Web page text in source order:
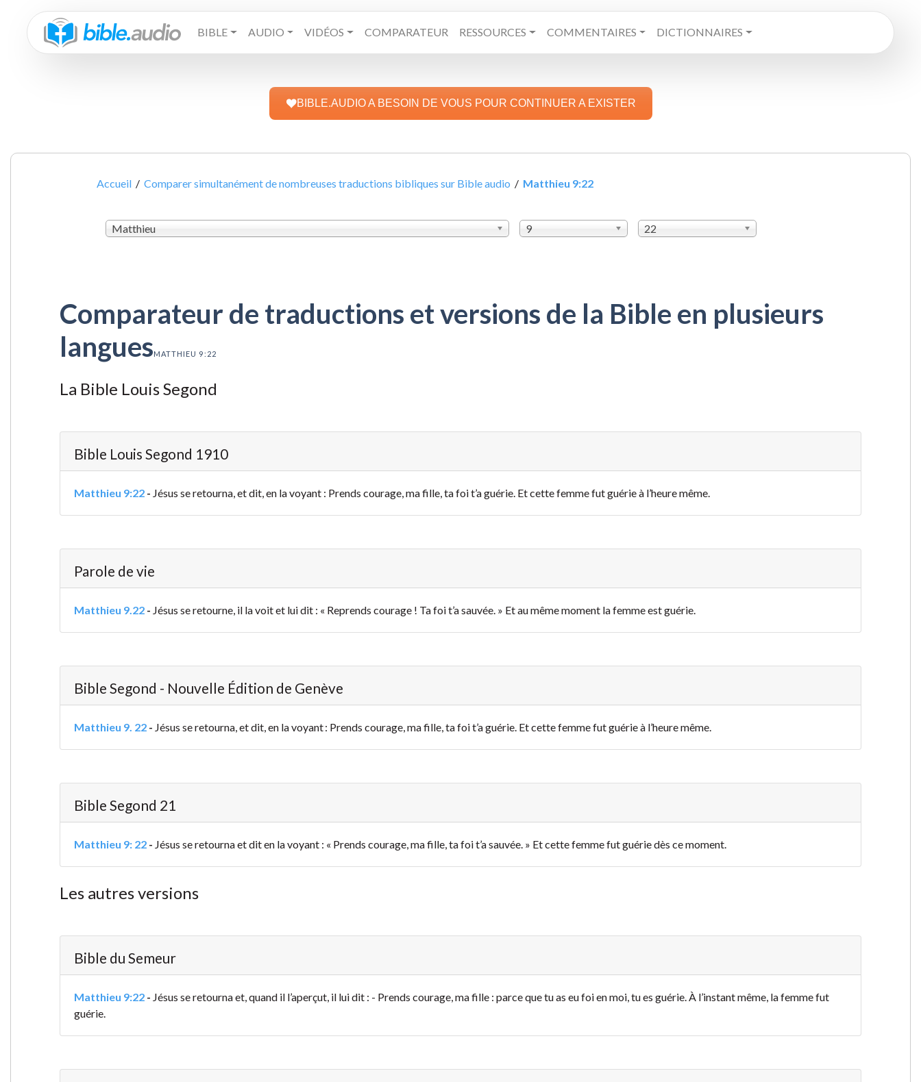
BIBLE AUDIO VIDÉOS COMPARATEUR RESSOURCES COMMENTAIRES DICTIONNAIRES
BIBLE.AUDIO A BESOIN DE VOUS POUR CONTINUER A EXISTER
Accueil /Comparer simultanément de nombreuses traductions bibliques sur Bible audio / Matthieu 9:22
Matthieu 9 22
Comparateur de traductions et versions de la Bible en plusieurs
languesMATTHIEU 9:22
La Bible Louis Segond
Bible Louis Segond 1910
Matthieu 9:22- Jésus se retourna, et dit, en la voyant : Prends courage, ma fille, ta foi t’a guérie. Et cette femme fut guérie à l’heure même.
Parole de vie
Matthieu 9.22- Jésus se retourne, il la voit et lui dit : « Reprends courage ! Ta foi t’a sauvée. » Et au même moment la femme est guérie.
Bible Segond - Nouvelle Édition de Genève
Matthieu 9. 22- Jésus se retourna, et dit, en la voyant : Prends courage, ma fille, ta foi t’a guérie. Et cette femme fut guérie à l’heure même.
Bible Segond 21
Matthieu 9: 22- Jésus se retourna et dit en la voyant : « Prends courage, ma fille, ta foi t’a sauvée. » Et cette femme fut guérie dès ce moment.
Les autres versions
Bible du Semeur
Matthieu 9:22- Jésus se retourna et, quand il l’aperçut, il lui dit : - Prends courage, ma fille : parce que tu as eu foi en moi, tu es guérie. À l’instant même, la femme fut
guérie.